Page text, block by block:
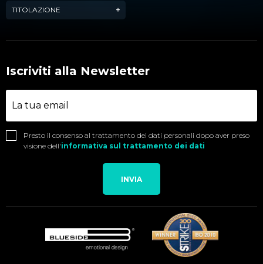
TITOLAZIONE
Iscriviti alla Newsletter
Presto il consenso al trattamento dei dati personali dopo aver preso
visione dell'informativa sul trattamento dei dati
INVIA